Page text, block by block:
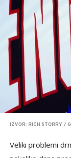
IZVOR: RICH STORRY /
Veliki problemi